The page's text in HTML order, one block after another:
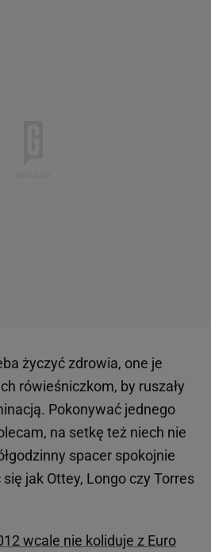
życzyć zdrowia, one je
rówieśniczkom, by ruszały
Pokonywać jednego
na setkę też niech nie
spacer spokojnie
jak Ottey, Longo czy Torres
wcale nie koliduje z Euro